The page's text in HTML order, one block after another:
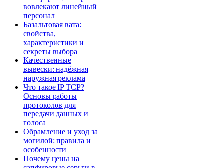
вовлекают линейный
персонал
Базальтовая вата:
свойства,
характеристики и
секреты выбора
Качественные
вывески: надёжная
наружная реклама
Что такое IP TCP?
Основы работы
протоколов для
передачи данных и
голоса
Обрамление и уход за
могилой: правила и
особенности
Почему цены на